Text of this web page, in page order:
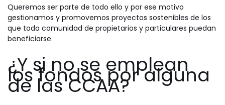
Queremos ser parte de todo ello y por ese motivo
gestionamos y promovemos proyectos sostenibles de los
que toda comunidad de propietarios y particulares puedan
beneficiarse.
¿Y si no se emplean
los fondos por alguna
de las CCAA?